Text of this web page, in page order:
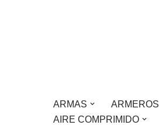
ARMAS ARMEROS
AIRE COMPRIMIDO